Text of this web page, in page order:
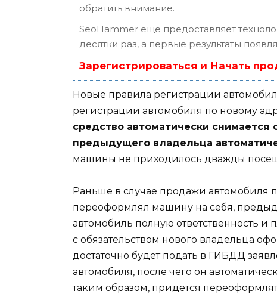
обратить внимание.
SeoHammer еще предоставляет
десятки раз, а первые результаты
Зарегистрироваться и Начать
Новые правила регистрации
регистрации автомобиля по новому
средство автоматически снимается
предыдущего владельца
машины не приходилось дважды
Раньше в случае продажи автомобиля
переоформлял машину на себя,
автомобиль полную ответственность и
с обязательством нового владельца
достаточно будет подать в ГИБДД
автомобиля, после чего он
таким образом, придется